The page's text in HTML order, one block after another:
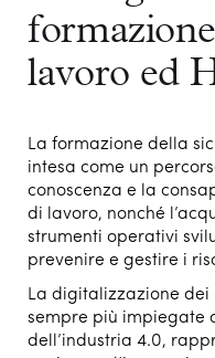
lavoro ed
La formazione della
intesa come un
conoscenza e la
di lavoro, nonché
strumenti operativi
prevenire e gestire i
La digitalizzazione dei
sempre più impiegate
dell’industria 4.0,